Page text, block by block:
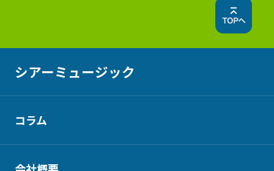
シアーミュージック
コラム